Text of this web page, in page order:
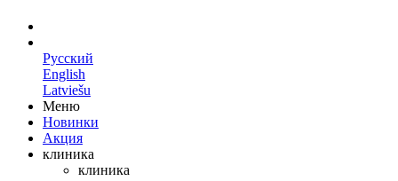
Русский
English
Latviešu
Меню
Новинки
Акция
клиника
клиника